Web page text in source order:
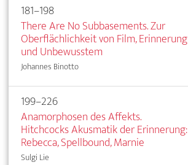
181–198
There Are No Subbasements. Zur
Oberflächlichkeit von Film, Erinnerung
und Unbewusstem
Johannes Binotto
199–226
Anamorphosen des Affekts.
Hitchcocks Akusmatik der Erinnerung:
Rebecca, Spellbound, Marnie
Sulgi Lie